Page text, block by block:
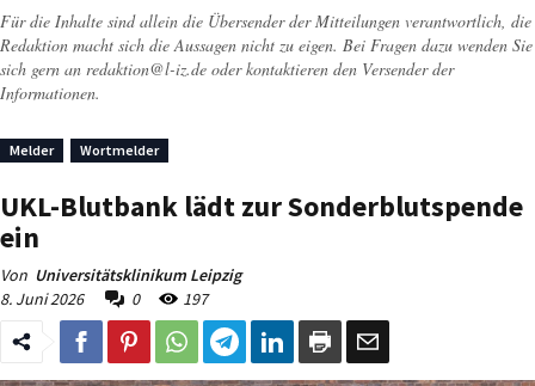
Für die Inhalte sind allein die Übersender der Mitteilungen verantwortlich, die
Redaktion macht sich die Aussagen nicht zu eigen. Bei Fragen dazu wenden Sie
sich gern an redaktion@l-iz.de oder kontaktieren den Versender der
Informationen.
Melder Wortmelder
UKL-Blutbank lädt zur Sonderblutspende
ein
Von Universitätsklinikum Leipzig
8. Juni 2026
0 197